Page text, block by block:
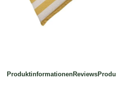
ProduktinformationenReviews